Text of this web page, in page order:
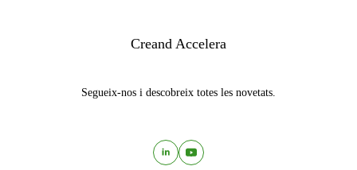
Creand Accelera
Segueix-nos i descobreix totes les novetats.